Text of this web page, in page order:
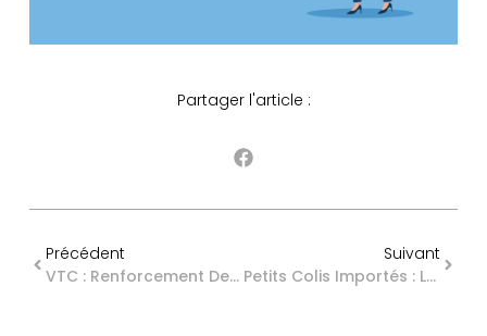
Partager l'article :
Précédent
VTC : Renforcement De La Lutte Contre Le Travail Dissimulé
Suivant
Petits Colis Importés : La France Suspend Sa Taxe Nationale